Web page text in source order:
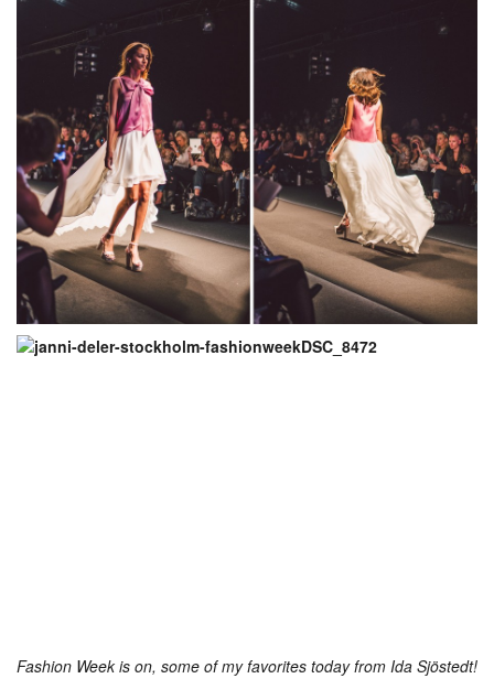
Fashion Week is on, some of my favorites today from Ida Sjöstedt!